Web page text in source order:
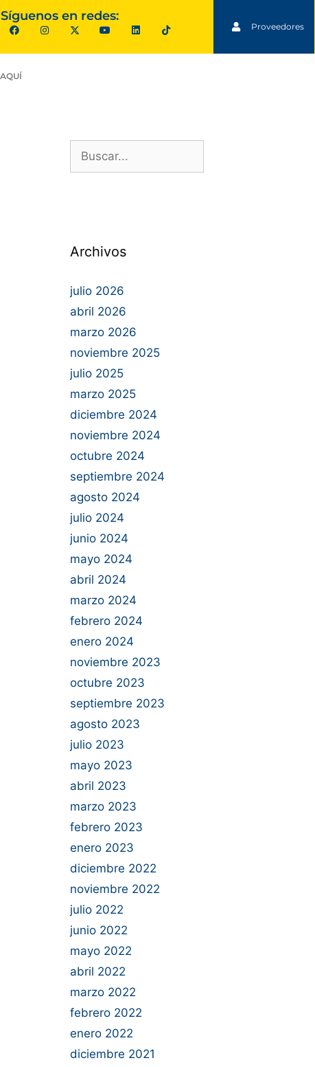
Síguenos en redes:
Proveedores
Archivos
julio 2026
abril 2026
marzo 2026
noviembre 2025
julio 2025
marzo 2025
diciembre 2024
noviembre 2024
octubre 2024
septiembre 2024
agosto 2024
julio 2024
junio 2024
mayo 2024
abril 2024
marzo 2024
febrero 2024
enero 2024
noviembre 2023
octubre 2023
septiembre 2023
agosto 2023
julio 2023
mayo 2023
abril 2023
marzo 2023
febrero 2023
enero 2023
diciembre 2022
noviembre 2022
julio 2022
junio 2022
mayo 2022
abril 2022
marzo 2022
febrero 2022
enero 2022
diciembre 2021